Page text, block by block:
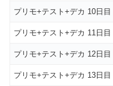
プリモ+テスト+デカ 10日目
プリモ+テスト+デカ 11日目
プリモ+テスト+デカ 12日目
プリモ+テスト+デカ 13日目